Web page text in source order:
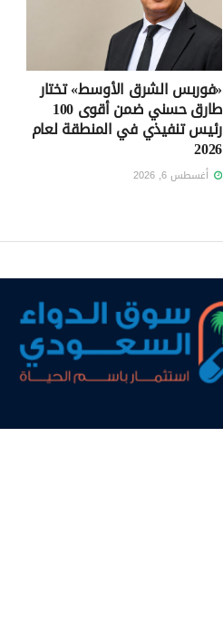
«فوربس الشرق الأوسط» تختار
طارق حسني ضمن أقوى 100
رئيس تنفيذي في المنطقة لعام
2026
أغسطس 6, 2026